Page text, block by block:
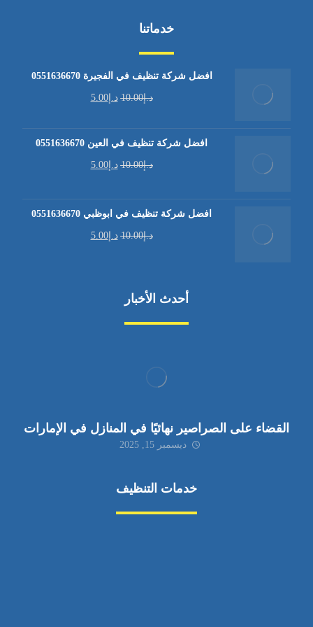
خدماتنا
افضل شركة تنظيف في الفجيرة 0551636670
د.إ10.00 د.إ5.00
افضل شركة تنظيف في العين 0551636670
د.إ10.00 د.إ5.00
افضل شركة تنظيف في ابوظبي 0551636670
د.إ10.00 د.إ5.00
أحدث الأخبار
القضاء على الصراصير نهائيًا في المنازل في الإمارات
ديسمبر 15, 2025
خدمات التنظيف